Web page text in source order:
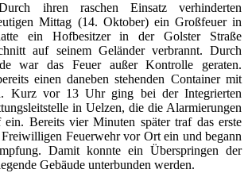
ihren raschen Einsatz verhinderten
Mittag (14. Oktober) ein Großfeuer in
ein Hofbesitzer in der Golster Straße
auf seinem Geländer verbrannt. Durch
war das Feuer außer Kontrolle geraten.
einen daneben stehenden Container mit
Kurz vor 13 Uhr ging bei der Integrierten
in Uelzen, die die Alarmierungen
ein. Bereits vier Minuten später traf das erste
Feuerwehr vor Ort ein und begann
Damit konnte ein Überspringen der
Gebäude unterbunden werden.